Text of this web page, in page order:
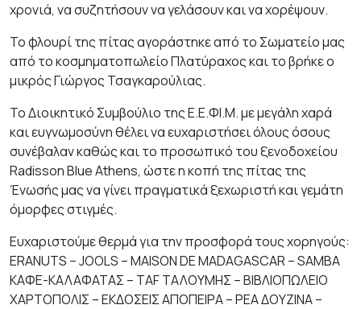
χρονιά, να συζητήσουν να γελάσουν και να χορέψουν.
Το φλουρί της πίτας αγοράστηκε από το Σωματείο μας
από το κοσμηματοπωλείο Πλατύραχος και το βρήκε ο
μικρός Γιώργος Τσαγκαρούλιας.
Το Διοικητικό Συμβούλιο της Ε.Ε.ΦΙ.Μ. με μεγάλη χαρά
και ευγνωμοσύνη θέλει να ευχαριστήσει όλους όσους
συνέβαλαν καθώς και το προσωπικό του ξενοδοχείου
Radisson Blue Athens, ώστε η κοπή της πίτας της
Ένωσής μας να γίνει πραγματικά ξεχωριστή και γεμάτη
όμορφες στιγμές.
Ευχαριστούμε θερμά για την προσφορά τους χορηγούς:
ERANUTS – JOOLS – MAISON DE MADAGASCAR – SAMBA
ΚΑΦΕ-ΚΑΛΑΦΑΤΑΣ – TAF ΤΑΛΟΥΜΗΣ – ΒΙΒΛΙΟΠΩΛΕΙΟ
ΧΑΡΤΟΠΟΛΙΣ – ΕΚΔΟΣΕΙΣ ΑΠΟΠΕΙΡΑ – ΡΕΑ ΔΟΥΖΙΝΑ –